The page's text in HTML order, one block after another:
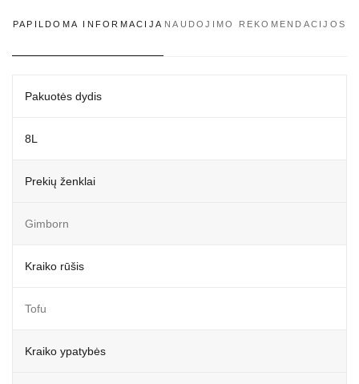
PAPILDOMA INFORMACIJA NAUDOJIMO REKOMENDACIJOS
Pakuotės dydis
8L
Prekių ženklai
Gimborn
Kraiko rūšis
Tofu
Kraiko ypatybės